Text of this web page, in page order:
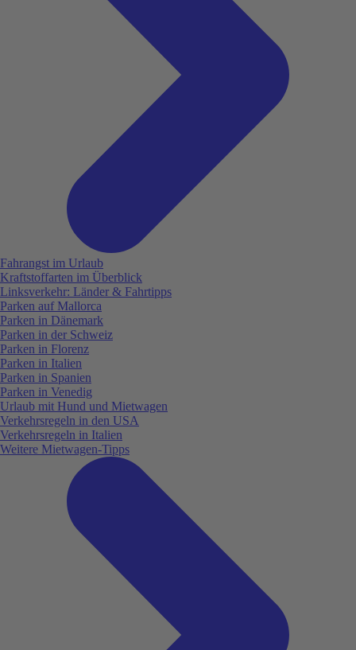
Fahrangst im Urlaub
Kraftstoffarten im Überblick
Linksverkehr: Länder & Fahrtipps
Parken auf Mallorca
Parken in Dänemark
Parken in der Schweiz
Parken in Florenz
Parken in Italien
Parken in Spanien
Parken in Venedig
Urlaub mit Hund und Mietwagen
Verkehrsregeln in den USA
Verkehrsregeln in Italien
Weitere Mietwagen-Tipps